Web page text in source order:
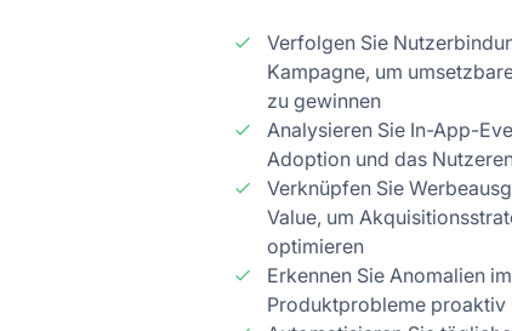
Verfolgen Sie
Kampagne, um
zu gewinnen
Analysieren Sie In-App-
Adoption und das
Verknüpfen Sie
Value, um
optimieren
Erkennen Sie Anomalien
Produktprobleme